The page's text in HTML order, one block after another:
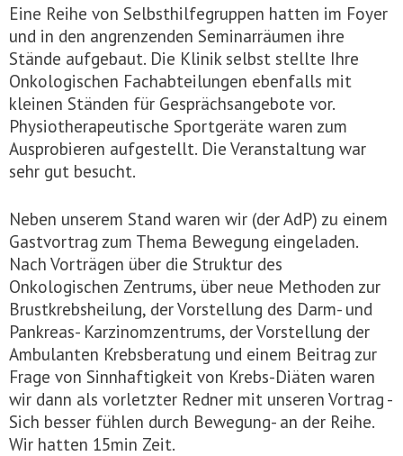
Eine Reihe von Selbsthilfegruppen hatten im Foyer
und in den angrenzenden Seminarräumen ihre
Stände aufgebaut. Die Klinik selbst stellte Ihre
Onkologischen Fachabteilungen ebenfalls mit
kleinen Ständen für Gesprächsangebote vor.
Physiotherapeutische Sportgeräte waren zum
Ausprobieren aufgestellt. Die Veranstaltung war
sehr gut besucht.
Neben unserem Stand waren wir (der AdP) zu einem
Gastvortrag zum Thema Bewegung eingeladen.
Nach Vorträgen über die Struktur des
Onkologischen Zentrums, über neue Methoden zur
Brustkrebsheilung, der Vorstellung des Darm- und
Pankreas- Karzinomzentrums, der Vorstellung der
Ambulanten Krebsberatung und einem Beitrag zur
Frage von Sinnhaftigkeit von Krebs-Diäten waren
wir dann als vorletzter Redner mit unseren Vortrag -
Sich besser fühlen durch Bewegung- an der Reihe.
Wir hatten 15min Zeit.